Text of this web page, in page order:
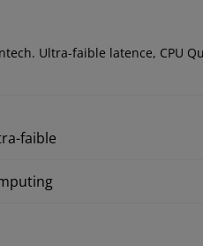
Ultra-faible latence, CPU
faible